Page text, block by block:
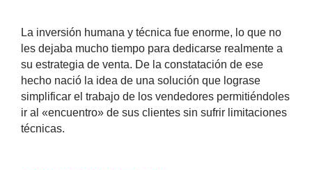
La inversión humana y técnica fue enorme, lo que no
les dejaba mucho tiempo para dedicarse realmente a
su estrategia de venta. De la constatación de ese
hecho nació la idea de una solución que lograse
simplificar el trabajo de los vendedores permitiéndoles
ir al «encuentro» de sus clientes sin sufrir limitaciones
técnicas.